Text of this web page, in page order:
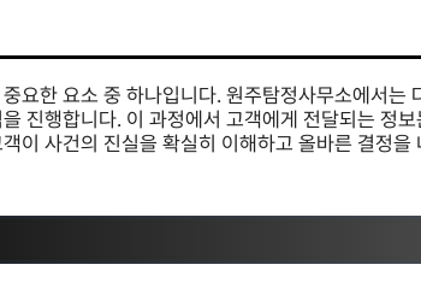
요한 요소 중 하나입니다. 원주탐정사무소에서는
진행합니다. 이 과정에서 고객에게 전달되는 정
이 사건의 진실을 확실히 이해하고 올바른 결정을